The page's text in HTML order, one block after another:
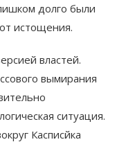
долго были
истощения.
властей.
вымирания
ситуация.
Касписйка